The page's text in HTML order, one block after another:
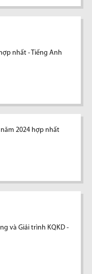
nhất - Tiếng Anh
2024 hợp nhất
và Giải trình KQKD -